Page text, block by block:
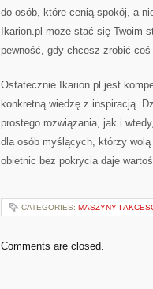
do osób, które cenią spokój, a
Ikarion.pl może stać się Twoim
pewność, gdy chcesz zrobić coś
Ostatecznie Ikarion.pl jest
konkretną wiedzę z inspiracją.
prostego rozwiązania, jak i
dla osób myślących, którzy
obietnic bez pokrycia daje
CATEGORIES: MASZYNY I
Comments are closed.